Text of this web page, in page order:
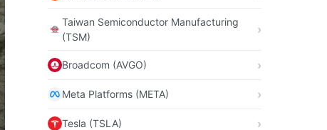
Taiwan Semiconductor Manufacturing
(TSM)
Broadcom (AVGO)
Meta Platforms (META)
Tesla (TSLA)